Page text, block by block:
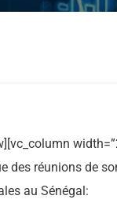
des réunions de
au Sénégal: